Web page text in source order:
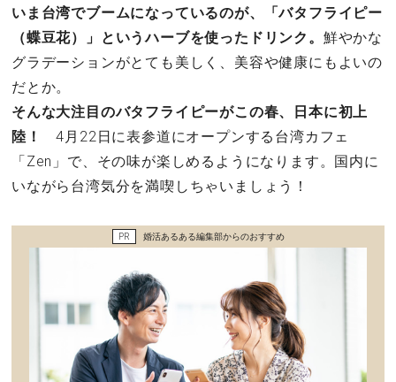
ファッション・美容
グルメ
趣味・旅行
セックスライフ
不倫・だめ男
カルチャー・トレンド・芸能
驚き
いま台湾でブームになっているのが、「バタフライピー
（蝶豆花）」というハーブを使ったドリンク。 鮮やかな
グラデーションがとても美しく、美容や健康にもよいの
だとか。
そんな大注目のバタフライピーがこの春、日本に初上
陸！
4月22日に表参道にオープンする台湾カフェ
「Zen」で、その味が楽しめるようになります。国内に
いながら台湾気分を満喫しちゃいましょう！
PR 婚活あるある編集部からのおすすめ